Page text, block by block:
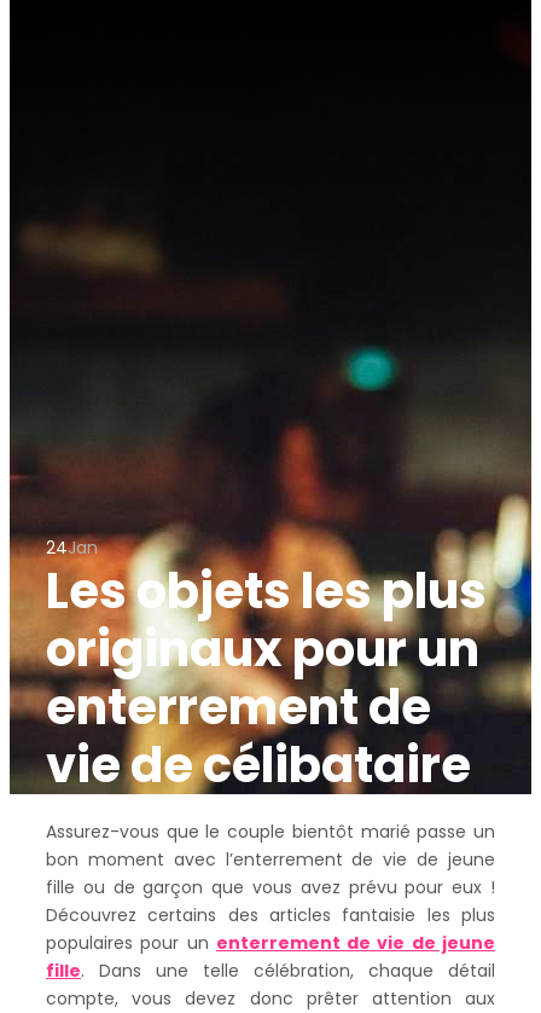
24Jan
Les objets les plus
originaux pour un
enterrement de
vie de célibataire
Assurez-vous que le couple bientôt marié passe un
bon moment avec l’enterrement de vie de jeune
fille ou de garçon que vous avez prévu pour eux !
Découvrez certains des articles fantaisie les plus
populaires pour un enterrement de vie de jeune
fille. Dans une telle célébration, chaque détail
compte, vous devez donc prêter attention aux